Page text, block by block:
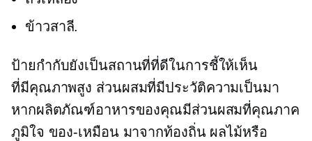
ข้าวสาลี.
ป้ายกำกับยังเป็นสถานที่ที่ดีในการชี้ให้เห็น
ที่มีคุณภาพสูง ส่วนผสมที่มีประวัติความเป็นมา
หากผลิตภัณฑ์อาหารของคุณมีส่วนผสมที่คุณภาค
ภูมิใจ ของ-เหมือน มาจากท้องถิ่นผลไม้หรือ